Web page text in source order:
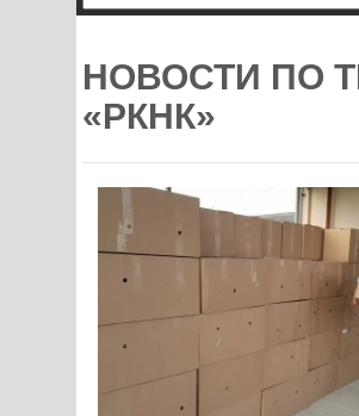
НОВОСТИ ПО
«РКНК»